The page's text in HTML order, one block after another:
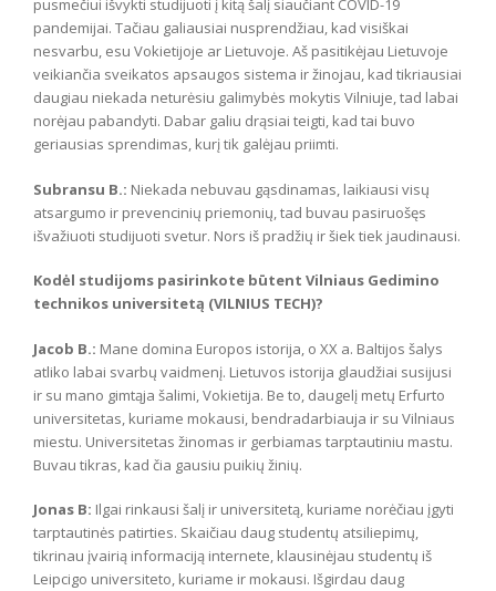
pusmečiui išvykti studijuoti į kitą šalį siaučiant COVID-19
pandemijai. Tačiau galiausiai nusprendžiau, kad visiškai
nesvarbu, esu Vokietijoje ar Lietuvoje. Aš pasitikėjau Lietuvoje
veikiančia sveikatos apsaugos sistema ir žinojau, kad tikriausiai
daugiau niekada neturėsiu galimybės mokytis Vilniuje, tad labai
norėjau pabandyti. Dabar galiu drąsiai teigti, kad tai buvo
geriausias sprendimas, kurį tik galėjau priimti.
Subransu B.: Niekada nebuvau gąsdinamas, laikiausi visų
atsargumo ir prevencinių priemonių, tad buvau pasiruošęs
išvažiuoti studijuoti svetur. Nors iš pradžių ir šiek tiek jaudinausi.
Kodėl studijoms pasirinkote būtent Vilniaus Gedimino
technikos universitetą (VILNIUS TECH)?
Jacob B.: Mane domina Europos istorija, o XX a. Baltijos šalys
atliko labai svarbų vaidmenį. Lietuvos istorija glaudžiai susijusi
ir su mano gimtąja šalimi, Vokietija. Be to, daugelį metų Erfurto
universitetas, kuriame mokausi, bendradarbiauja ir su Vilniaus
miestu. Universitetas žinomas ir gerbiamas tarptautiniu mastu.
Buvau tikras, kad čia gausiu puikių žinių.
Jonas B: Ilgai rinkausi šalį ir universitetą, kuriame norėčiau įgyti
tarptautinės patirties. Skaičiau daug studentų atsiliepimų,
tikrinau įvairią informaciją internete, klausinėjau studentų iš
Leipcigo universiteto, kuriame ir mokausi. Išgirdau daug